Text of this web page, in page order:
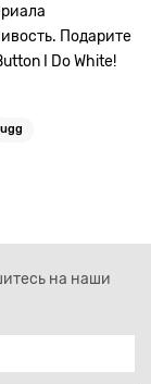
Подарите
I Do White!
ugg
на наши